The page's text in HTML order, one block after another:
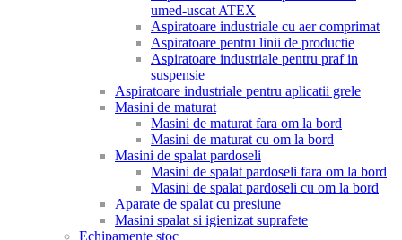
umed-uscat ATEX
Aspiratoare industriale cu aer comprimat
Aspiratoare pentru linii de productie
Aspiratoare industriale pentru praf in
suspensie
Aspiratoare industriale pentru aplicatii grele
Masini de maturat
Masini de maturat fara om la bord
Masini de maturat cu om la bord
Masini de spalat pardoseli
Masini de spalat pardoseli fara om la bord
Masini de spalat pardoseli cu om la bord
Aparate de spalat cu presiune
Masini spalat si igienizat suprafete
Echipamente stoc